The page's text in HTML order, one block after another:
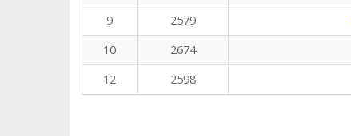
9
2579
10
2674
12
2598